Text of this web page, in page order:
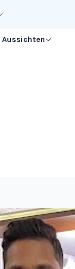
Aussichten